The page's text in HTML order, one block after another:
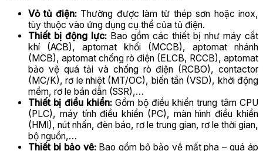
Vỏ tủ điện:Thường được làm từ thép sơn hoặc inox,
tùy thuộc vào ứng dụng cụ thể của tủ điện.
Thiết bị động lực: Bao gồm các thiết bị như máy cắt
khí (ACB), aptomat khối (MCCB), aptomat nhánh
(MCB), aptomat chống rò điện (ELCB, RCCB), aptomat
bảo vệ quá tải và chống rò điện (RCBO), contactor
(MC/K), rơ le nhiệt (MT/OC), biến tần (VSD), khởi động
mềm, rơ le bán dẫn (SSR),…
Thiết bị điều khiển:Gồm bộ điều khiển trung tâm CPU
(PLC), máy tính điều khiển (PC), màn hình điều khiển
(HMI), nút nhấn, đèn báo, rơ le trung gian, rơ le thời gian,
bộ nguồn,…
Thiết bị bảo vệ:Bao gồm bộ bảo vệ mất pha – quá áp